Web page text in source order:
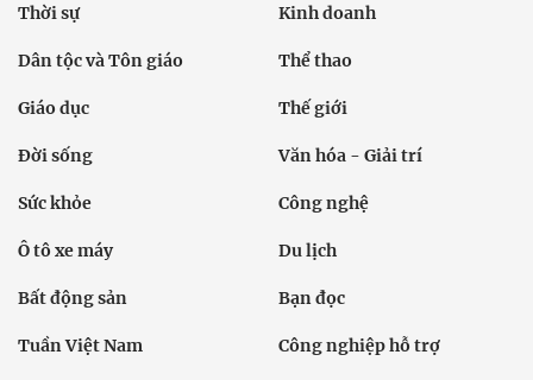
Thời sự Kinh doanh
Dân tộc và Tôn giáo Thể thao
Giáo dục Thế giới
Đời sống Văn hóa - Giải trí
Sức khỏe Công nghệ
Ô tô xe máy Du lịch
Bất động sản Bạn đọc
Tuần Việt Nam Công nghiệp hỗ trợ